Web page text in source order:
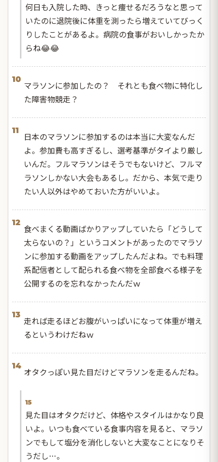
何日も入院した時、きっと痩せるだろうなと思って
いたのに退院後に体重を測ったら増えていてびっく
りしたことがあるよ。病院の食事がおいしかったか
らね😂😂
10
マラソンに参加したの？ それとも食べ物に特化し
た障害物競走？
11
日本のマラソンに参加するのは本当に大変なんだ
よ。参加費も高すぎるし、選考基準がタイより厳し
いんだ。フルマラソンはそうでもないけど、フルマ
ラソンしかない大会もあるし。だから、本気で走り
たい人以外はやめておいた方がいいよ。
12
食べまくる動画ばかりアップしていたら「どうして
太らないの？」というコメントがあったのでマラソ
ンに参加する動画をアップしたんだよね。でも料理
系配信者として配られる食べ物を全部食べる様子を
公開するのを忘れなかったんだｗ
13
走れば走るほどお腹がいっぱいになって体重が増え
るというわけだねｗ
14
オタクっぽい見た目だけどマラソンを走るんだね。
15
見た目はオタクだけど、体格やスタイルはかなり良
いよ。いつも食べている食事内容を見ると、マラソ
ンでもして塩分を消化しないと大変なことになりそ
うだし…。